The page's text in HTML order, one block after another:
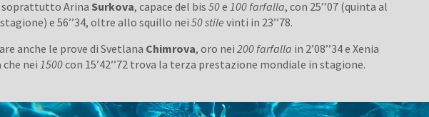
e soprattutto Arina Surkova, capace del bis50e100farfalla, con 25’’07 (quinta al
e 56’’34, oltre allo squillo nei50 stile vinti in 23’’78.
anche le prove di Svetlana Chimrova, oro nei200 farfalla in 2’08’’34 e Xenia
che nei 1500con 15’42’’72 trova la terza prestazione mondiale in stagione.